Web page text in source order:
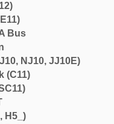
Bus
NJ10, JJ10E)
(C11)
H5_)